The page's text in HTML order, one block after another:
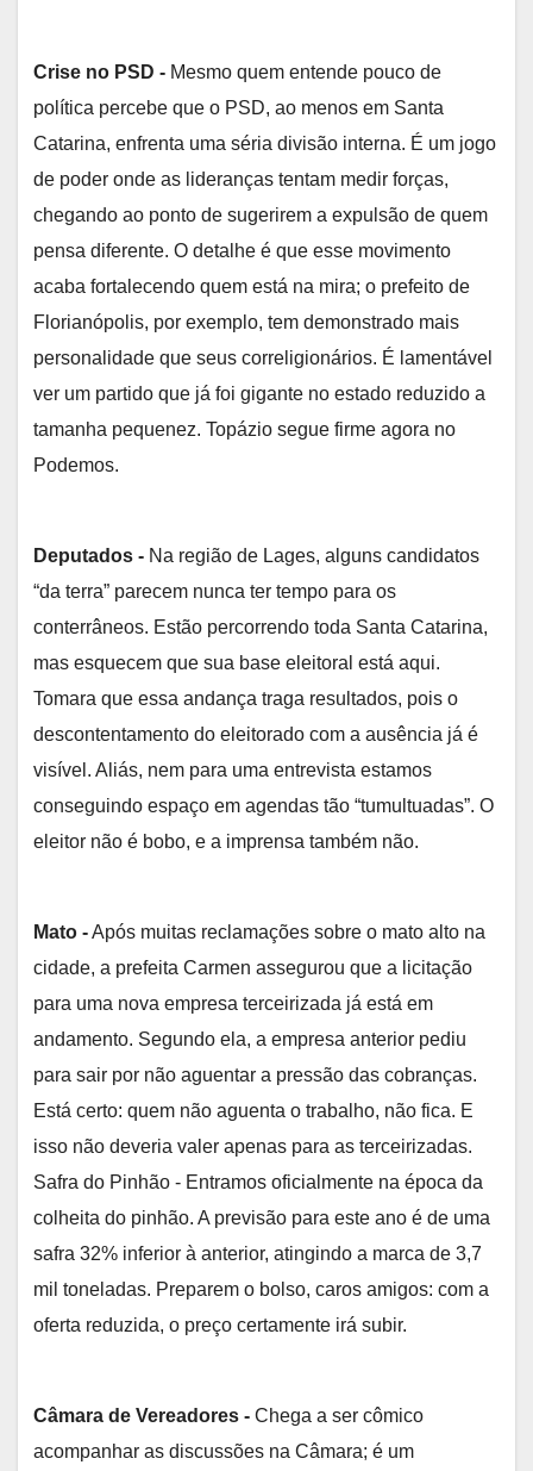
Crise no PSD - Mesmo quem entende pouco de
política percebe que o PSD, ao menos em Santa
Catarina, enfrenta uma séria divisão interna. É um jogo
de poder onde as lideranças tentam medir forças,
chegando ao ponto de sugerirem a expulsão de quem
pensa diferente. O detalhe é que esse movimento
acaba fortalecendo quem está na mira; o prefeito de
Florianópolis, por exemplo, tem demonstrado mais
personalidade que seus correligionários. É lamentável
ver um partido que já foi gigante no estado reduzido a
tamanha pequenez. Topázio segue firme agora no
Podemos.
Deputados -Na região de Lages, alguns candidatos
“da terra” parecem nunca ter tempo para os
conterrâneos. Estão percorrendo toda Santa Catarina,
mas esquecem que sua base eleitoral está aqui.
Tomara que essa andança traga resultados, pois o
descontentamento do eleitorado com a ausência já é
visível. Aliás, nem para uma entrevista estamos
conseguindo espaço em agendas tão “tumultuadas”. O
eleitor não é bobo, e a imprensa também não.
Mato -Após muitas reclamações sobre o mato alto na
cidade, a prefeita Carmen assegurou que a licitação
para uma nova empresa terceirizada já está em
andamento. Segundo ela, a empresa anterior pediu
para sair por não aguentar a pressão das cobranças.
Está certo: quem não aguenta o trabalho, não fica. E
isso não deveria valer apenas para as terceirizadas.
Safra do Pinhão - Entramos oficialmente na época da
colheita do pinhão. A previsão para este ano é de uma
safra 32% inferior à anterior, atingindo a marca de 3,7
mil toneladas. Preparem o bolso, caros amigos: com a
oferta reduzida, o preço certamente irá subir.
Câmara de Vereadores -Chega a ser cômico
acompanhar as discussões na Câmara; é um